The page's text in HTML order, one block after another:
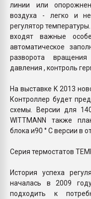
линии или
воздуха - легко и
регулятор
входят важные
автоматическое
разворота вращения
давления , контроль
На выставке K 2013
Контроллер будет
схемы. Версии для
WITTMANN также
блока и90 ° C версии в
Серия термостатов
История успеха
началась в 2009
подходить к